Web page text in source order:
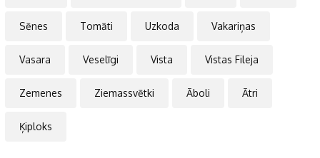
Sēnes Tomāti Uzkoda Vakariņas
Vasara Veselīgi Vista Vistas Fileja
Zemenes Ziemassvētki Āboli Ātri
Ķiploks